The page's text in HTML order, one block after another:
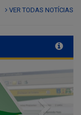
VER TODAS NOTÍCIAS
Next